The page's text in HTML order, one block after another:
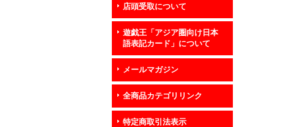
店頭受取について
遊戯王「アジア圏向け日本
語表記カード」について
メールマガジン
全商品カテゴリリンク
特定商取引法表示